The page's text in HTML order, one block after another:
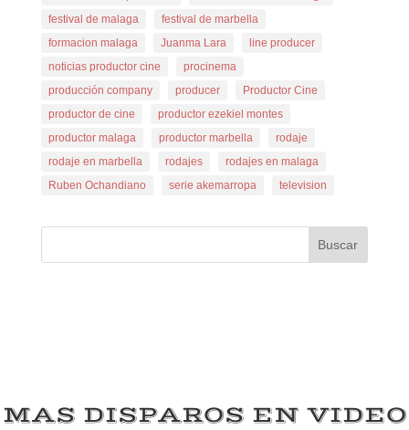
festival de malaga
festival de marbella
formacion malaga
Juanma Lara
line producer
noticias productor cine
procinema
producción company
producer
Productor Cine
productor de cine
productor ezekiel montes
productor malaga
productor marbella
rodaje
rodaje en marbella
rodajes
rodajes en malaga
Ruben Ochandiano
serie akemarropa television
Buscar
MAS DISPAROS EN VIDEO